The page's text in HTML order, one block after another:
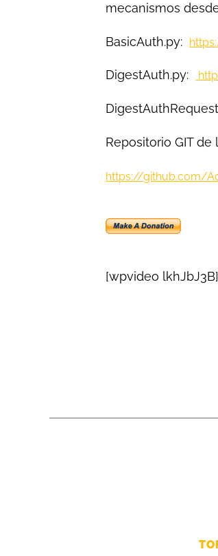
mecanismos
BasicAuth.py:
DigestAuth.py:
Repositorio GIT de
https://github.com/
[wpvideo lkhJbJ3B]